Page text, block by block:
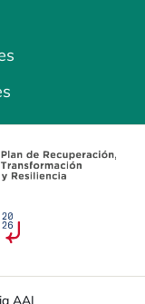
opens in a new
a new tab
AAI